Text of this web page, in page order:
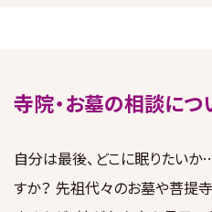
寺院・お墓の相談につ
自分は最後、どこに眠りたい
すか？ 先祖代々のお墓や菩提